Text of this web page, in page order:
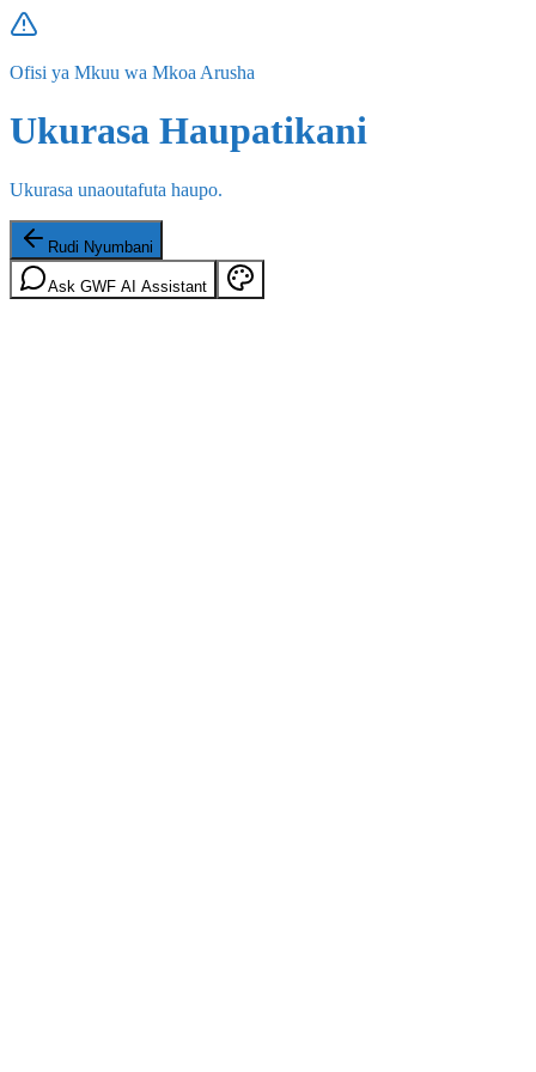
Ofisi ya Mkuu wa Mkoa Arusha
Ukurasa Haupatikani
Ukurasa unaoutafuta haupo.
Rudi Nyumbani
Ask GWF AI Assistant